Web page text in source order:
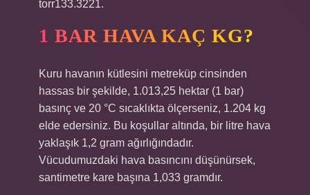
torr133.3221.
1 BAR HAVA KAÇ KG?
Kuru havanın kütlesini metreküp cinsinden
hassas bir şekilde, 1.013,25 hektar (1 bar)
basınç ve 20 °C sıcaklıkta ölçerseniz, 1.204 kg
elde edersiniz. Bu koşullar altında, bir litre hava
yaklaşık 1,2 gram ağırlığındadır.
Vücudumuzdaki hava basıncını düşünürsek,
santimetre kare başına 1,033 gramdır.